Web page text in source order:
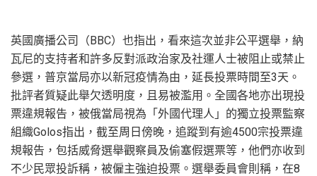
英國廣播公司（BBC）也指出，看來這次並非公平選舉，納
瓦尼的支持者和許多反對派政治家及社運人士被阻止或禁止
參選，普京當局亦以新冠疫情為由，延長投票時間至3天。
批評者質疑此舉欠透明度，且易被濫用。全國各地亦出現投
票違規報告，被俄當局視為「外國代理人」的獨立投票監察
組織Golos指出，截至周日傍晚，追蹤到有逾4500宗投票違
規報告，包括威脅選舉觀察員及偷塞假選票等，他們亦收到
不少民眾投訴稱，被僱主強迫投票。選舉委員會則稱，在8